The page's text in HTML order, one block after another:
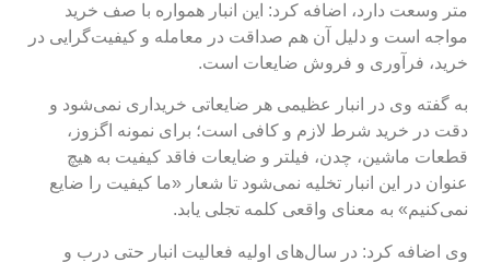
متر وسعت دارد، اضافه کرد: این انبار همواره با صف خرید
مواجه است و دلیل آن هم صداقت در معامله و کیفیت‌گرایی در
خرید، فرآوری و فروش ضایعات است.
به گفته وی در انبار عظیمی هر ضایعاتی خریداری نمی‌شود و
دقت در خرید شرط لازم و کافی است؛ برای نمونه اگزوز،
قطعات ماشین، چدن، فیلتر و ضایعات فاقد کیفیت به هیچ
عنوان در این انبار تخلیه نمی‌شود تا شعار «ما کیفیت را ضایع
نمی‌کنیم» به معنای واقعی کلمه تجلی یابد.
وی اضافه کرد: در سال‌های اولیه فعالیت انبار حتی درب و